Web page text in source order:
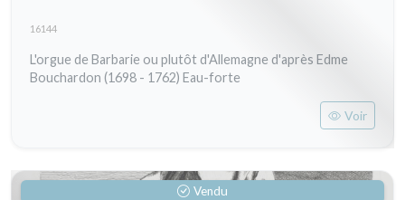
16144
L'orgue de Barbarie ou plutôt d'Allemagne d'après Edme
Bouchardon (1698 - 1762) Eau-forte
Voir
Vendu